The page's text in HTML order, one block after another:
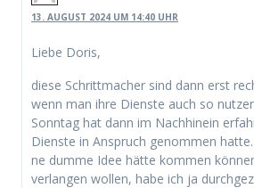
13. AUGUST 2024 UM 14:40 UHR
Liebe Doris,
diese Schrittmacher sind dann erst
wenn man ihre Dienste auch so
Sonntag hat dann im Nachhinein
Dienste in Anspruch genommen
ne dumme Idee hätte kommen
verlangen wollen, habe ich ja